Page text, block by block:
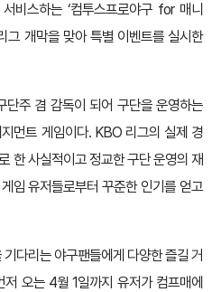
비스하는 ‘컴투스프로야구 for 매니
그 개막을 맞아 특별 이벤트를 실시한
주 겸 감독이 되어 구단을 운영하는
먼트 게임이다. KBO 리그의 실제 경
한 사실적이고 정교한 구단 운영의 재
임 유저들로부터 꾸준한 인기를 얻고
다리는 야구팬들에게 다양한 즐길 거
오는 4월 1일까지 유저가 컴프매에